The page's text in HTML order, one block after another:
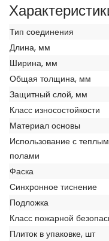
Тип соединения
Длина, мм
Ширина, мм
Общая толщина, мм
Защитный слой, мм
Класс износостойкости
Материал основы
Использование с
полами
Фаска
Синхронное тиснение
Подложка
Класс пожарной
Плиток в упаковке, шт